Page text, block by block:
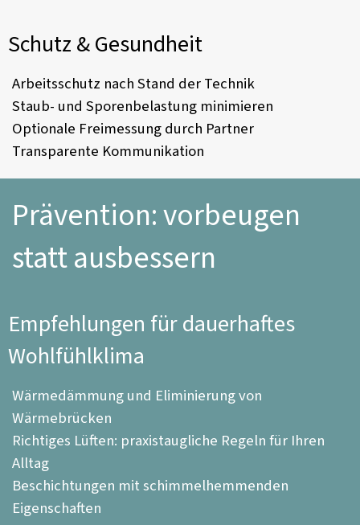
Schutz & Gesundheit
Arbeitsschutz nach Stand der Technik
Staub- und Sporenbelastung minimieren
Optionale Freimessung durch Partner
Transparente Kommunikation
Prävention: vorbeugen
statt ausbessern
Empfehlungen für dauerhaftes
Wohlfühlklima
Wärmedämmung und Eliminierung von
Wärmebrücken
Richtiges Lüften: praxistaugliche Regeln für Ihren
Alltag
Beschichtungen mit schimmelhemmenden
Eigenschaften